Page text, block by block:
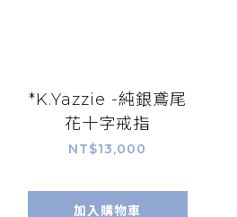
*K.Yazzie -純銀鳶尾
花十字戒指
NT$13,000
加入購物車